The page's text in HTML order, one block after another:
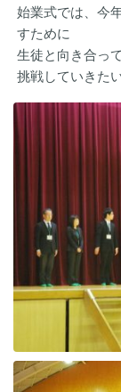
始業式では、今
すために
生徒と向き合っ
挑戦していきた